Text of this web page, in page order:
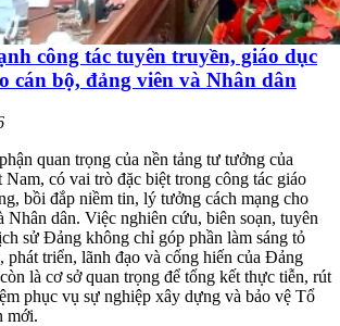
công tác tuyên truyền, giáo dục
cán bộ, đảng viên và Nhân dân
quan trọng của nền tảng tư tưởng của
có vai trò đặc biệt trong công tác giáo
bồi đắp niềm tin, lý tưởng cách mạng cho
Nhân dân. Việc nghiên cứu, biên soạn, tuyên
sử Đảng không chỉ góp phần làm sáng tỏ
phát triển, lãnh đạo và cống hiến của Đảng
là cơ sở quan trọng để tổng kết thực tiễn, rút
phục vụ sự nghiệp xây dựng và bảo vệ Tổ
mới.